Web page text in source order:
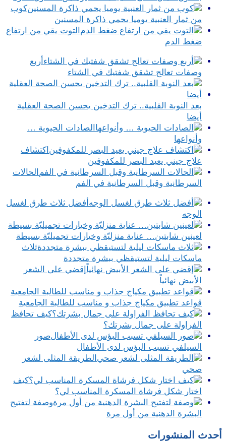
كوب
من ثمار العنبية يوميا يحمي ذاكرة المسنين
التوت يقي من ارتفاع
ضغط الدم
أربع
وصفات تعالج تشقق شفتيك في الشتاء
بعد النوبة القلبية.. ترك التدخين يحسن الصحة العقلية
أيضا
الصادات الحيوية …
وأنواعها
اكتشاف
علاج جيني يعيد البصر للمكفوفين
الحالات
السرطانية وقبل السرطانية في الفم
أفضل ثلاث طرق لغسل
الوجه
لعينين شابتين… عناية منزليّة وخيارات تجميليّة بسيطة
ثلاث
ماسكات ليلية لتستيقظي ببشرة متجددة
إقضي على الشعر
الأبيض نهائياً
قواعد تطبيق مكياج جذاب و مناسب للطالبة الجامعية
كيف تحافظ
الفراولة على جمال بشرتك؟
صور
السيلفي تسبب البؤس لدى الأطفال
الطريقة المثلى لشعر
صحي
كيف
اختار شكل فرشاة المسكرة المناسب لي؟
وصفة لتفتيح
البشرة الدهنية من أول مرة
أحدث المنشورات